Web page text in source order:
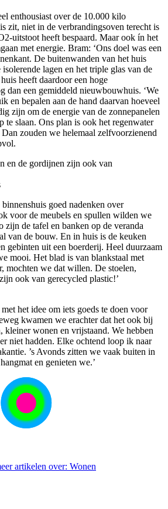
enthousiast over de 10.000 kilo
zit, niet in de verbrandingsoven terecht is
uitstoot heeft bespaard. Maar ook ín het
met energie. Bram: ‘Ons doel was een
De buitenwanden van het huis
lagen en het triple glas van de
heeft daardoor een hoge
dan een gemiddeld nieuwbouwhuis. ‘We
en bepalen aan de hand daarvan hoeveel
zijn om de energie van de zonnepanelen
te slaan. Ons plan is ook het regenwater
zouden we helemaal zelfvoorzienend
en de gordijnen zijn ook van
goed nadenken over
voor de meubels en spullen wilden we
zijn de tafel en banken op de veranda
van de bouw. En in huis is de keuken
gebinten uit een boerderij. Heel duurzaam
mooi. Het blad is van blankstaal met
mochten we dat willen. De stoelen,
ook van gerecycled plastic!’
het idee om iets goeds te doen voor
kwamen we erachter dat het ook bij
kleiner wonen en vrijstaand. We hebben
niet hadden. Elke ochtend loop ik naar
’s Avonds zitten we vaak buiten in
en genieten we.’
artikelen over: Wonen